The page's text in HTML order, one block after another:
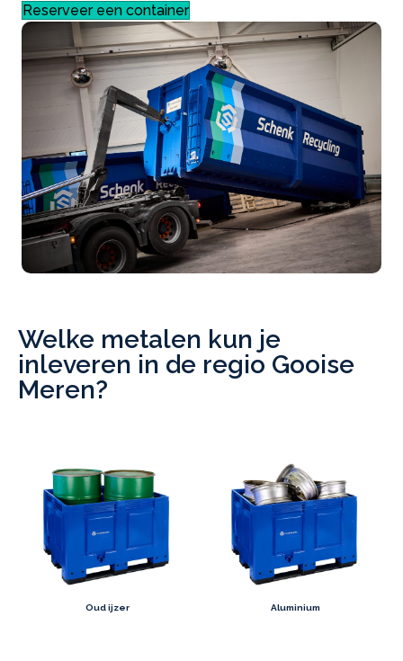
Reserveer een container
Welke metalen kun je
inleveren in de regio Gooise
Meren?
Oud ijzer Aluminium